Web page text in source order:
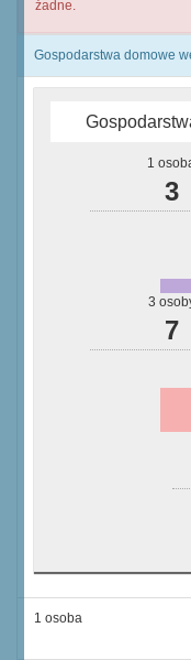
żadne.
Gospodarstwa domowe
1
3
3
7
1 osoba